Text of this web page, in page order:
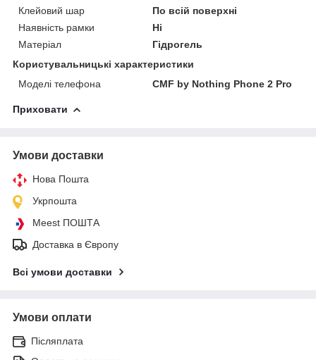
Клейовий шар
По всій поверхні
Наявність рамки
Ні
Матеріал
Гідрогель
Користувальницькі характеристики
Моделі телефона
CMF by Nothing Phone 2 Pro
Приховати
Умови доставки
Нова Пошта
Укрпошта
Meest ПОШТА
Доставка в Європу
Всі умови доставки
Умови оплати
Післяплата